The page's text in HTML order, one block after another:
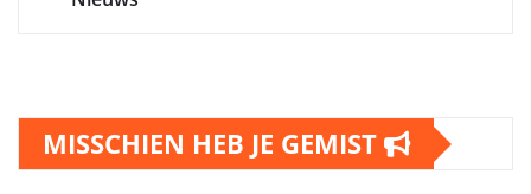
MISSCHIEN HEB JE GEMIST